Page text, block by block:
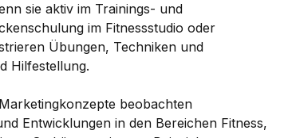
sie aktiv im Trainings- und
im Fitnessstudio oder
Übungen, Techniken und
Hilfestellung.
beobachten
Entwicklungen in den Bereichen Fitness,